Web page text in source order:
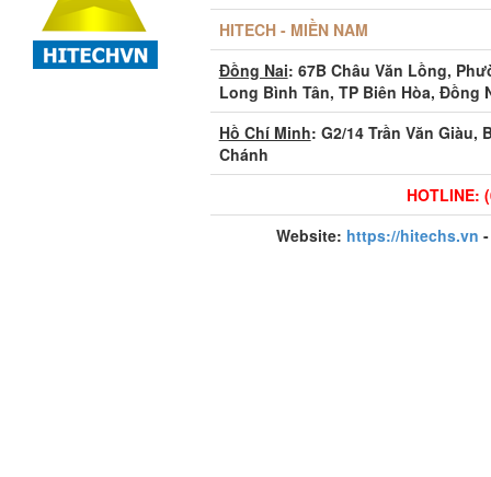
HITECH - MIỀN NAM
Đồng Nai: 67B Châu Văn Lồng,
Long Bình Tân, TP Biên Hòa, Đồng
Hồ Chí Minh: G2/14 Trần Văn Giàu,
Chánh
HOTLINE:
Website: https://hitechs.vn